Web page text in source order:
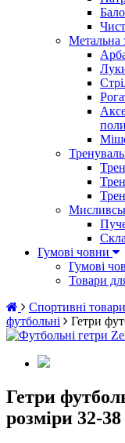
Метальна
Гумові човни
Гумові
Товари
Спортивні товари
футбольні
Гетри
Гетри
розміри 32-38